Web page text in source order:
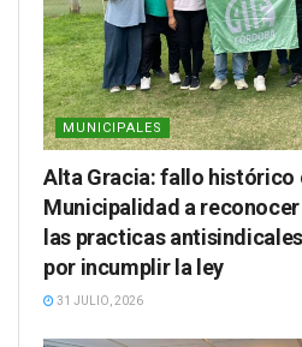
MUNICIPALES
Alta Gracia: fallo histórico
Municipalidad a
las practicas
por incumplir la ley
31 JULIO, 2026